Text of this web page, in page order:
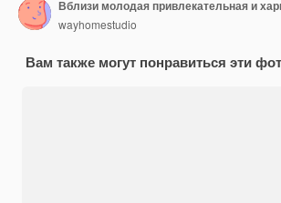
wayhomestudio
Вам также могут понравиться эти